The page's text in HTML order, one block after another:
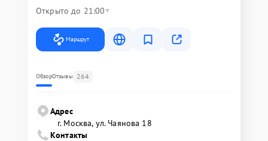
Открыто до 21:00
Маршрут
ОбзорОтзывы 264
Адрес
г. Москва, ул. Чаянова 18
Контакты